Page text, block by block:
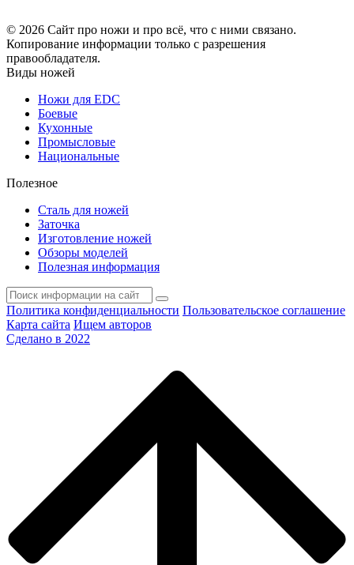
© 2026 Сайт про ножи и про всё, что с ними связано.
Копирование информации только с разрешения
правообладателя.
Виды ножей
Ножи для EDC
Боевые
Кухонные
Промысловые
Национальные
Полезное
Сталь для ножей
Заточка
Изготовление ножей
Обзоры моделей
Полезная информация
Политика конфиденциальности Пользовательское соглашение
Карта сайта Ищем авторов
Сделано в 2022